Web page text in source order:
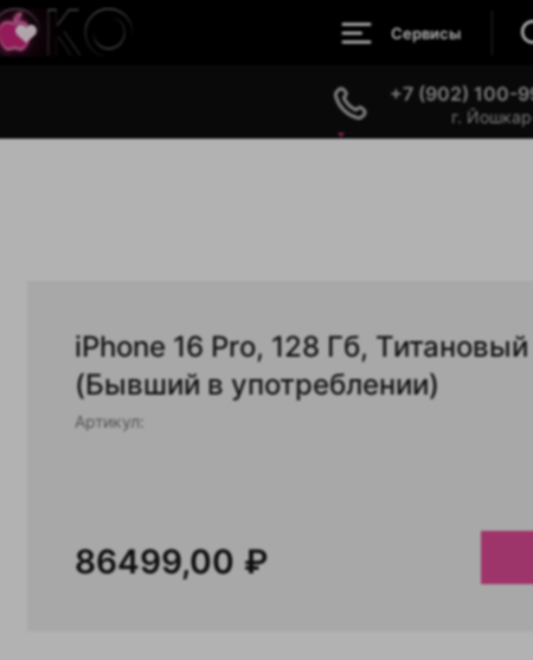
Сервисы
г.
+7 (902) 100-
iPhone 16 Pro, 128 Гб,
(Бывший в употреблении)
Артикул:
86499,00 ₽